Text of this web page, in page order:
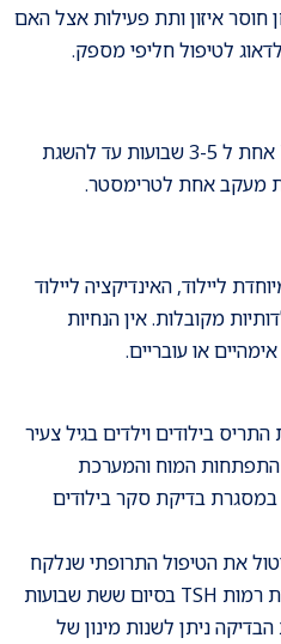
חוסר איזון ותת פעילות אצל האם
לטיפול חליפי מספק.
מומלץ לבצע בדיקת רמות TSH אחת ל 3-5 שבועות עד להשגת
מעקב אחת לטרימסטר.
ליילוד, האינדיקציה ליילוד
מקובלות. אין הנחיות
או עובריים.
בילודים וילדים בגיל צעיר
התפתחות המוח והמערכת
העצבים, מתבצעת בדיקת TSH במסגרת בדיקת סקר בילודים
את הטיפול התרופתי שנלקח
במהלך ההיריון עד לביצוע בדיקות רמות TSH בסיום ששת שבועות
ניתן לשנות מינון של